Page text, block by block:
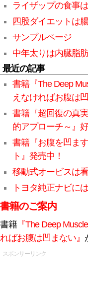
ライザップの食事
四股ダイエットは
サンプルページ
中年太りは内臓脂
最近の記事
書籍『The Deep
えなければお腹は
書籍『超回復の真
的アプローチ～』
書籍『お腹を凹ま
ト』発売中！
移動式オービスは
トヨタ純正ナビに
書籍のご案内
書籍『The Deep
ればお腹は凹まない』
スポンサーリンク